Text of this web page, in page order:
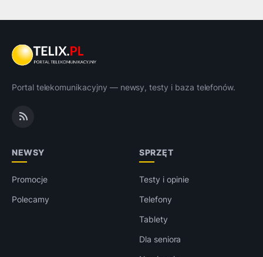
Portal telekomunikacyjny — newsy, testy i baza telefonów.
NEWSY
Promocje
Polecamy
SPRZĘT
Testy i opinie
Telefony
Tablety
Dla seniora